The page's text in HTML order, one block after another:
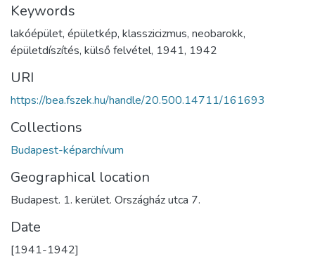
Keywords
lakóépület, épületkép, klasszicizmus, neobarokk,
épületdíszítés, külső felvétel, 1941, 1942
URI
https://bea.fszek.hu/handle/20.500.14711/161693
Collections
Budapest-képarchívum
Geographical location
Budapest. 1. kerület. Országház utca 7.
Date
[1941-1942]